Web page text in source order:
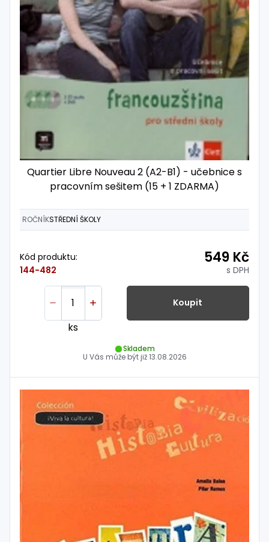
Quartier Libre Nouveau 2 (A2-B1) - učebnice s
pracovním sešitem (15 + 1 ZDARMA)
ROČNÍKSTŘEDNÍ ŠKOLY
Kód produktu:
144-482
549 Kč
s DPH
ks
Koupit
Skladem
U Vás může být již13.08.2026